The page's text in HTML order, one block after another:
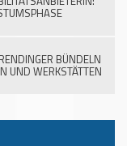
BÜNDELN
UND WERKSTÄTTEN